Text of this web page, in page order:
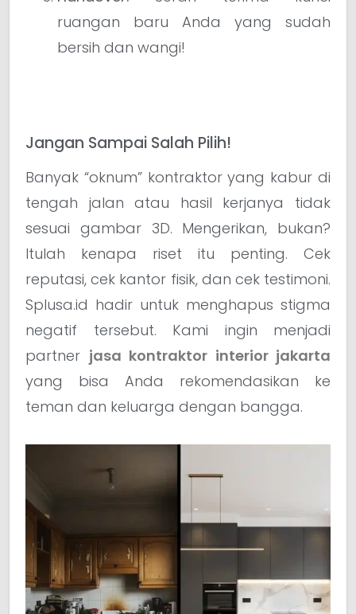
ruangan baru Anda yang sudah
bersih dan wangi!
Jangan Sampai Salah Pilih!
Banyak “oknum” kontraktor yang kabur di
tengah jalan atau hasil kerjanya tidak
sesuai gambar 3D. Mengerikan, bukan?
Itulah kenapa riset itu penting. Cek
reputasi, cek kantor fisik, dan cek testimoni.
Splusa.id hadir untuk menghapus stigma
negatif tersebut. Kami ingin menjadi
partner jasa kontraktor interior jakarta
yang bisa Anda rekomendasikan ke
teman dan keluarga dengan bangga.